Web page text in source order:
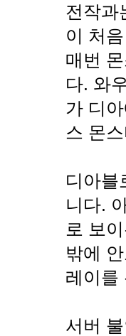
전작과
이 처
매번
다. 와
가 디
스 몬
디아블
니다.
로 보
밖에
레이를
서버